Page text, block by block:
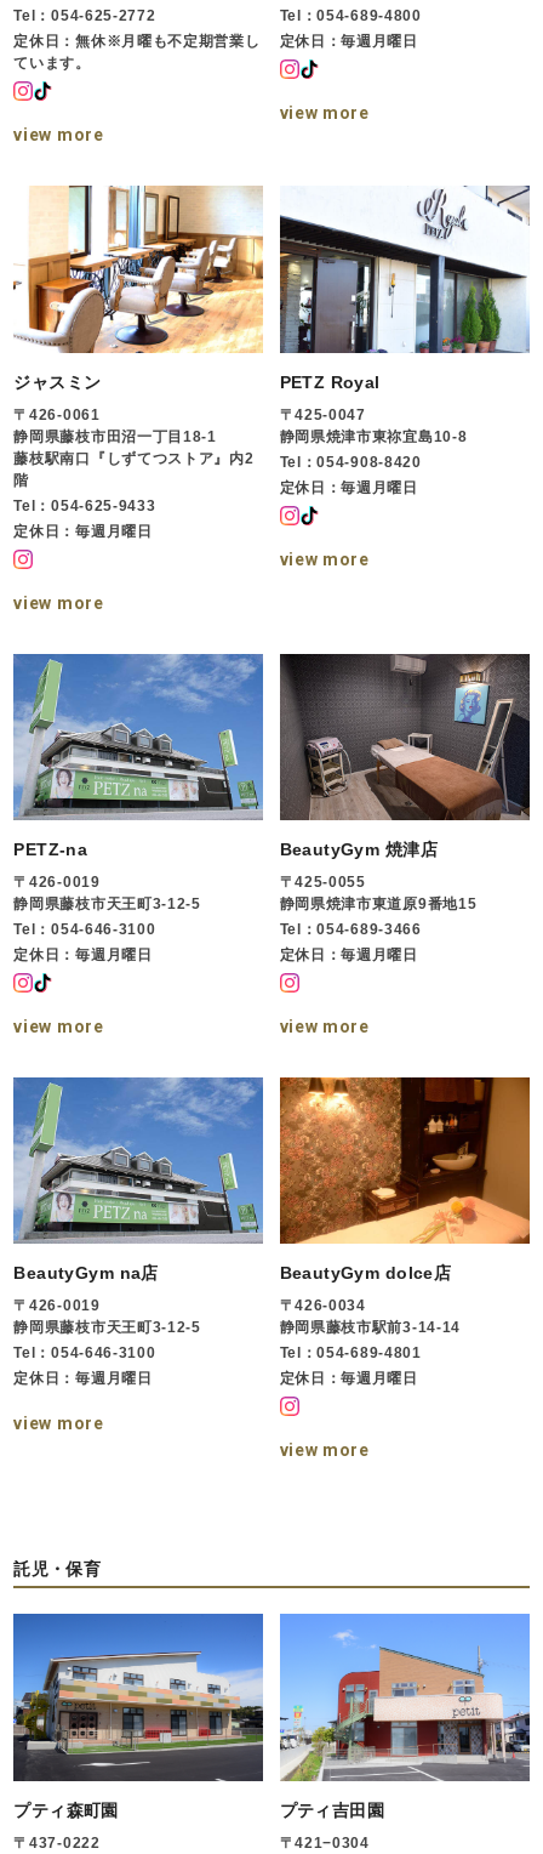
Tel：054-625-2772
定休日：無休※月曜も不定期営業し
ています。
view more
Tel：054-689-4800
定休日：毎週月曜日
view more
ジャスミン
〒426-0061
静岡県藤枝市田沼一丁目18-1
藤枝駅南口『しずてつストア』内2
階
Tel：054-625-9433
定休日：毎週月曜日
view more
PETZ Royal
〒425-0047
静岡県焼津市東祢宜島10-8
Tel：054-908-8420
定休日：毎週月曜日
view more
PETZ-na
〒426-0019
静岡県藤枝市天王町3-12-5
Tel：054-646-3100
定休日：毎週月曜日
view more
BeautyGym 焼津店
〒425-0055
静岡県焼津市東道原9番地15
Tel：054-689-3466
定休日：毎週月曜日
view more
BeautyGym na店
〒426-0019
静岡県藤枝市天王町3-12-5
Tel：054-646-3100
定休日：毎週月曜日
view more
BeautyGym dolce店
〒426-0034
静岡県藤枝市駅前3-14-14
Tel：054-689-4801
定休日：毎週月曜日
view more
託児・保育
プティ森町園
〒437-0222
プティ吉田園
〒421−0304